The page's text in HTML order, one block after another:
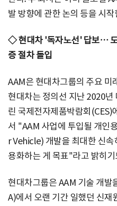
발 방향에 관한 논의 등을 시
◇ 현대차 '독자노선' 답보…
증 절차 돌입
AAM은 현대차그룹의 주요 미
현대차는 정의선 지난 2020년
린 국제전자제품박람회(CES)
서 "AAM 사업에 투입될 개인
r Vehicle) 개발을 최대한 신
용화하는 게 목표"라고 밝히기
현대차그룹은 AAM 기술 개발
A)에서 오랜 기간 일했던 신재